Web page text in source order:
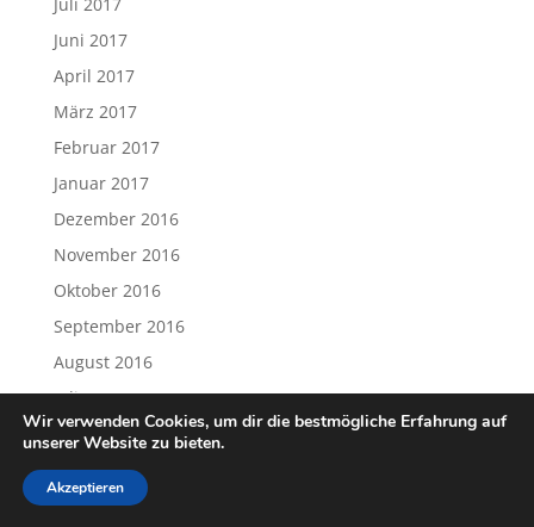
November 2017
Oktober 2017
September 2017
August 2017
Juli 2017
Juni 2017
April 2017
März 2017
Februar 2017
Januar 2017
Dezember 2016
Oktober 2016
September 2016
August 2016
Wir verwenden Cookies, um dir die bestmögliche Erfahrung auf
unserer Website zu bieten.
Akzeptieren